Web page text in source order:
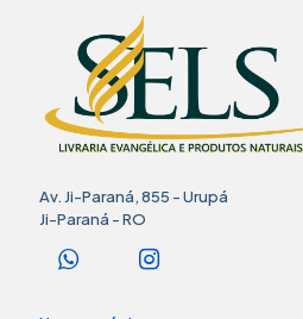
Av. Ji-Paraná, 855 - Urupá
Ji-Paraná - RO